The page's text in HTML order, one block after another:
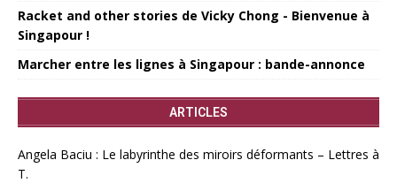
Racket and other stories de Vicky Chong - Bienvenue à
Singapour !
Marcher entre les lignes à Singapour : bande-annonce
ARTICLES
Angela Baciu : Le labyrinthe des miroirs déformants – Lettres à
T.